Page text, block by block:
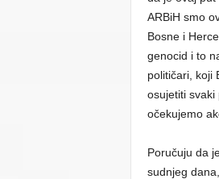
ARBiH smo
Bosne i
genocid i to
političari, koji
osujetiti svaki
očekujemo
Poručuju da
sudnjeg